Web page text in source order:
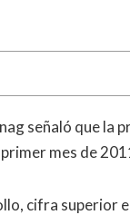
señaló que la
mes de
cifra superior